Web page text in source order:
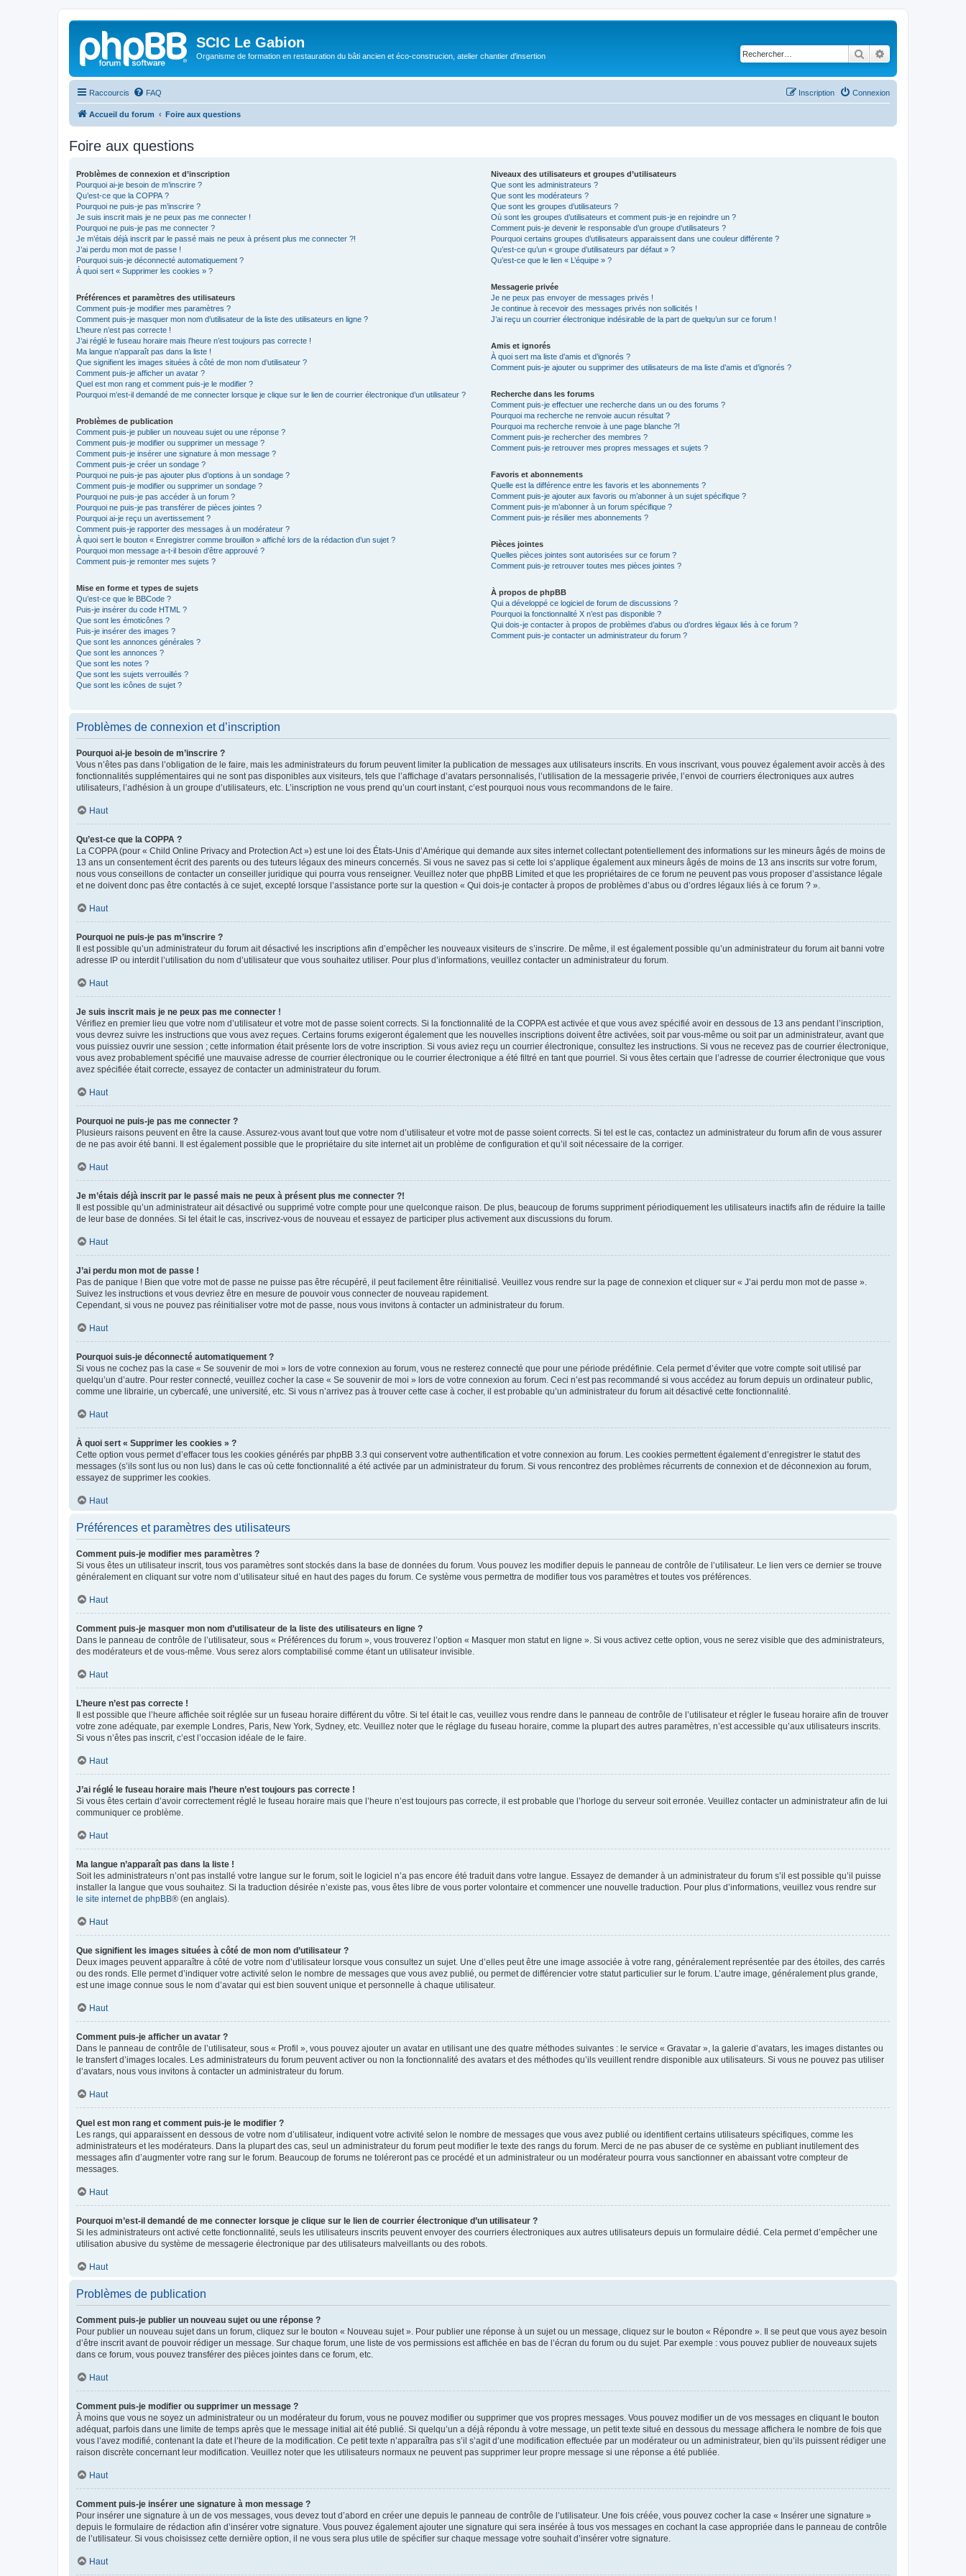
SCIC Le Gabion
Organisme de formation en restauration du bâti ancien et éco-construcion, atelier chantier d'insertion Rechercher
Raccourcis FAQ Connexion
Inscription
Accueil du forum Foire aux questions
Foire aux questions
Problèmes de connexion et d’inscription
Pourquoi ai-je besoin de m’inscrire ?
Qu’est-ce que la COPPA ?
Pourquoi ne puis-je pas m’inscrire ?
Je suis inscrit mais je ne peux pas me connecter !
Pourquoi ne puis-je pas me connecter ?
Je m’étais déjà inscrit par le passé mais ne peux à présent plus me connecter ?!
J’ai perdu mon mot de passe !
Pourquoi suis-je déconnecté automatiquement ?
À quoi sert « Supprimer les cookies » ?
Préférences et paramètres des utilisateurs
Comment puis-je modifier mes paramètres ?
Comment puis-je masquer mon nom d’utilisateur de la liste des utilisateurs en ligne ?
L’heure n’est pas correcte !
J’ai réglé le fuseau horaire mais l’heure n’est toujours pas correcte !
Ma langue n’apparaît pas dans la liste !
Que signifient les images situées à côté de mon nom d’utilisateur ?
Comment puis-je afficher un avatar ?
Quel est mon rang et comment puis-je le modifier ?
Pourquoi m’est-il demandé de me connecter lorsque je clique sur le lien de courrier électronique d’un utilisateur ?
Problèmes de publication
Comment puis-je publier un nouveau sujet ou une réponse ?
Comment puis-je modifier ou supprimer un message ?
Comment puis-je insérer une signature à mon message ?
Comment puis-je créer un sondage ?
Pourquoi ne puis-je pas ajouter plus d’options à un sondage ?
Comment puis-je modifier ou supprimer un sondage ?
Pourquoi ne puis-je pas accéder à un forum ?
Pourquoi ne puis-je pas transférer de pièces jointes ?
Pourquoi ai-je reçu un avertissement ?
Comment puis-je rapporter des messages à un modérateur ?
À quoi sert le bouton « Enregistrer comme brouillon » affiché lors de la rédaction d’un sujet ?
Pourquoi mon message a-t-il besoin d’être approuvé ?
Comment puis-je remonter mes sujets ?
Mise en forme et types de sujets
Qu’est-ce que le BBCode ?
Puis-je insérer du code HTML ?
Que sont les émoticônes ?
Puis-je insérer des images ?
Que sont les annonces générales ?
Que sont les annonces ?
Que sont les notes ?
Que sont les sujets verrouillés ?
Que sont les icônes de sujet ?
Niveaux des utilisateurs et groupes d’utilisateurs
Que sont les administrateurs ?
Que sont les modérateurs ?
Que sont les groupes d’utilisateurs ?
Où sont les groupes d’utilisateurs et comment puis-je en rejoindre un ?
Comment puis-je devenir le responsable d’un groupe d’utilisateurs ?
Pourquoi certains groupes d’utilisateurs apparaissent dans une couleur différente ?
Qu’est-ce qu’un « groupe d’utilisateurs par défaut » ?
Qu’est-ce que le lien « L’équipe » ?
Messagerie privée
Je ne peux pas envoyer de messages privés !
Je continue à recevoir des messages privés non sollicités !
J’ai reçu un courrier électronique indésirable de la part de quelqu’un sur ce forum !
Amis et ignorés
À quoi sert ma liste d’amis et d’ignorés ?
Comment puis-je ajouter ou supprimer des utilisateurs de ma liste d’amis et d’ignorés ?
Recherche dans les forums
Comment puis-je effectuer une recherche dans un ou des forums ?
Pourquoi ma recherche ne renvoie aucun résultat ?
Pourquoi ma recherche renvoie à une page blanche ?!
Comment puis-je rechercher des membres ?
Comment puis-je retrouver mes propres messages et sujets ?
Favoris et abonnements
Quelle est la différence entre les favoris et les abonnements ?
Comment puis-je ajouter aux favoris ou m’abonner à un sujet spécifique ?
Comment puis-je m’abonner à un forum spécifique ?
Comment puis-je résilier mes abonnements ?
Pièces jointes
Quelles pièces jointes sont autorisées sur ce forum ?
Comment puis-je retrouver toutes mes pièces jointes ?
À propos de phpBB
Qui a développé ce logiciel de forum de discussions ?
Pourquoi la fonctionnalité X n’est pas disponible ?
Qui dois-je contacter à propos de problèmes d’abus ou d’ordres légaux liés à ce forum ?
Comment puis-je contacter un administrateur du forum ?
Problèmes de connexion et d’inscription
Pourquoi ai-je besoin de m’inscrire ?
Vous n’êtes pas dans l’obligation de le faire, mais les administrateurs du forum peuvent limiter la publication de messages aux utilisateurs inscrits. En vous inscrivant, vous pouvez également avoir accès à des
fonctionnalités supplémentaires qui ne sont pas disponibles aux visiteurs, tels que l’affichage d’avatars personnalisés, l’utilisation de la messagerie privée, l’envoi de courriers électroniques aux autres
utilisateurs, l’adhésion à un groupe d’utilisateurs, etc. L’inscription ne vous prend qu’un court instant, c’est pourquoi nous vous recommandons de le faire.
Haut
Qu’est-ce que la COPPA ?
La COPPA (pour « Child Online Privacy and Protection Act ») est une loi des États-Unis d’Amérique qui demande aux sites internet collectant potentiellement des informations sur les mineurs âgés de moins de
13 ans un consentement écrit des parents ou des tuteurs légaux des mineurs concernés. Si vous ne savez pas si cette loi s’applique également aux mineurs âgés de moins de 13 ans inscrits sur votre forum,
nous vous conseillons de contacter un conseiller juridique qui pourra vous renseigner. Veuillez noter que phpBB Limited et que les propriétaires de ce forum ne peuvent pas vous proposer d’assistance légale
et ne doivent donc pas être contactés à ce sujet, excepté lorsque l’assistance porte sur la question « Qui dois-je contacter à propos de problèmes d’abus ou d’ordres légaux liés à ce forum ? ».
Haut
Pourquoi ne puis-je pas m’inscrire ?
Il est possible qu’un administrateur du forum ait désactivé les inscriptions afin d’empêcher les nouveaux visiteurs de s’inscrire. De même, il est également possible qu’un administrateur du forum ait banni votre
adresse IP ou interdit l’utilisation du nom d’utilisateur que vous souhaitez utiliser. Pour plus d’informations, veuillez contacter un administrateur du forum.
Haut
Je suis inscrit mais je ne peux pas me connecter !
Vérifiez en premier lieu que votre nom d’utilisateur et votre mot de passe soient corrects. Si la fonctionnalité de la COPPA est activée et que vous avez spécifié avoir en dessous de 13 ans pendant l’inscription,
vous devrez suivre les instructions que vous avez reçues. Certains forums exigeront également que les nouvelles inscriptions doivent être activées, soit par vous-même ou soit par un administrateur, avant que
vous puissiez ouvrir une session ; cette information était présente lors de votre inscription. Si vous aviez reçu un courrier électronique, consultez les instructions. Si vous ne recevez pas de courrier électronique,
vous avez probablement spécifié une mauvaise adresse de courrier électronique ou le courrier électronique a été filtré en tant que pourriel. Si vous êtes certain que l’adresse de courrier électronique que vous
avez spécifiée était correcte, essayez de contacter un administrateur du forum.
Haut
Pourquoi ne puis-je pas me connecter ?
Plusieurs raisons peuvent en être la cause. Assurez-vous avant tout que votre nom d’utilisateur et votre mot de passe soient corrects. Si tel est le cas, contactez un administrateur du forum afin de vous assurer
de ne pas avoir été banni. Il est également possible que le propriétaire du site internet ait un problème de configuration et qu’il soit nécessaire de la corriger.
Haut
Je m’étais déjà inscrit par le passé mais ne peux à présent plus me connecter ?!
Il est possible qu’un administrateur ait désactivé ou supprimé votre compte pour une quelconque raison. De plus, beaucoup de forums suppriment périodiquement les utilisateurs inactifs afin de réduire la taille
de leur base de données. Si tel était le cas, inscrivez-vous de nouveau et essayez de participer plus activement aux discussions du forum.
Haut
J’ai perdu mon mot de passe !
Pas de panique ! Bien que votre mot de passe ne puisse pas être récupéré, il peut facilement être réinitialisé. Veuillez vous rendre sur la page de connexion et cliquer sur « J’ai perdu mon mot de passe ».
Suivez les instructions et vous devriez être en mesure de pouvoir vous connecter de nouveau rapidement.
Cependant, si vous ne pouvez pas réinitialiser votre mot de passe, nous vous invitons à contacter un administrateur du forum.
Haut
Pourquoi suis-je déconnecté automatiquement ?
Si vous ne cochez pas la case « Se souvenir de moi » lors de votre connexion au forum, vous ne resterez connecté que pour une période prédéfinie. Cela permet d’éviter que votre compte soit utilisé par
quelqu’un d’autre. Pour rester connecté, veuillez cocher la case « Se souvenir de moi » lors de votre connexion au forum. Ceci n’est pas recommandé si vous accédez au forum depuis un ordinateur public,
comme une librairie, un cybercafé, une université, etc. Si vous n’arrivez pas à trouver cette case à cocher, il est probable qu’un administrateur du forum ait désactivé cette fonctionnalité.
Haut
À quoi sert « Supprimer les cookies » ?
Cette option vous permet d’effacer tous les cookies générés par phpBB 3.3 qui conservent votre authentification et votre connexion au forum. Les cookies permettent également d’enregistrer le statut des
messages (s’ils sont lus ou non lus) dans le cas où cette fonctionnalité a été activée par un administrateur du forum. Si vous rencontrez des problèmes récurrents de connexion et de déconnexion au forum,
essayez de supprimer les cookies.
Haut
Préférences et paramètres des utilisateurs
Comment puis-je modifier mes paramètres ?
Si vous êtes un utilisateur inscrit, tous vos paramètres sont stockés dans la base de données du forum. Vous pouvez les modifier depuis le panneau de contrôle de l’utilisateur. Le lien vers ce dernier se trouve
généralement en cliquant sur votre nom d’utilisateur situé en haut des pages du forum. Ce système vous permettra de modifier tous vos paramètres et toutes vos préférences.
Haut
Comment puis-je masquer mon nom d’utilisateur de la liste des utilisateurs en ligne ?
Dans le panneau de contrôle de l’utilisateur, sous « Préférences du forum », vous trouverez l’option « Masquer mon statut en ligne ». Si vous activez cette option, vous ne serez visible que des administrateurs,
des modérateurs et de vous-même. Vous serez alors comptabilisé comme étant un utilisateur invisible.
Haut
L’heure n’est pas correcte !
Il est possible que l’heure affichée soit réglée sur un fuseau horaire différent du vôtre. Si tel était le cas, veuillez vous rendre dans le panneau de contrôle de l’utilisateur et régler le fuseau horaire afin de trouver
votre zone adéquate, par exemple Londres, Paris, New York, Sydney, etc. Veuillez noter que le réglage du fuseau horaire, comme la plupart des autres paramètres, n’est accessible qu’aux utilisateurs inscrits.
Si vous n’êtes pas inscrit, c’est l’occasion idéale de le faire.
Haut
J’ai réglé le fuseau horaire mais l’heure n’est toujours pas correcte !
Si vous êtes certain d’avoir correctement réglé le fuseau horaire mais que l’heure n’est toujours pas correcte, il est probable que l’horloge du serveur soit erronée. Veuillez contacter un administrateur afin de lui
communiquer ce problème.
Haut
Ma langue n’apparaît pas dans la liste !
Soit les administrateurs n’ont pas installé votre langue sur le forum, soit le logiciel n’a pas encore été traduit dans votre langue. Essayez de demander à un administrateur du forum s’il est possible qu’il puisse
installer la langue que vous souhaitez. Si la traduction désirée n’existe pas, vous êtes libre de vous porter volontaire et commencer une nouvelle traduction. Pour plus d’informations, veuillez vous rendre sur
le site internet de phpBB® (en anglais).
Haut
Que signifient les images situées à côté de mon nom d’utilisateur ?
Deux images peuvent apparaître à côté de votre nom d’utilisateur lorsque vous consultez un sujet. Une d’elles peut être une image associée à votre rang, généralement représentée par des étoiles, des carrés
ou des ronds. Elle permet d’indiquer votre activité selon le nombre de messages que vous avez publié, ou permet de différencier votre statut particulier sur le forum. L’autre image, généralement plus grande,
est une image connue sous le nom d’avatar qui est bien souvent unique et personnelle à chaque utilisateur.
Haut
Comment puis-je afficher un avatar ?
Dans le panneau de contrôle de l’utilisateur, sous « Profil », vous pouvez ajouter un avatar en utilisant une des quatre méthodes suivantes : le service « Gravatar », la galerie d’avatars, les images distantes ou
le transfert d’images locales. Les administrateurs du forum peuvent activer ou non la fonctionnalité des avatars et des méthodes qu’ils veuillent rendre disponible aux utilisateurs. Si vous ne pouvez pas utiliser
d’avatars, nous vous invitons à contacter un administrateur du forum.
Haut
Quel est mon rang et comment puis-je le modifier ?
Les rangs, qui apparaissent en dessous de votre nom d’utilisateur, indiquent votre activité selon le nombre de messages que vous avez publié ou identifient certains utilisateurs spécifiques, comme les
administrateurs et les modérateurs. Dans la plupart des cas, seul un administrateur du forum peut modifier le texte des rangs du forum. Merci de ne pas abuser de ce système en publiant inutilement des
messages afin d’augmenter votre rang sur le forum. Beaucoup de forums ne toléreront pas ce procédé et un administrateur ou un modérateur pourra vous sanctionner en abaissant votre compteur de
messages.
Haut
Pourquoi m’est-il demandé de me connecter lorsque je clique sur le lien de courrier électronique d’un utilisateur ?
Si les administrateurs ont activé cette fonctionnalité, seuls les utilisateurs inscrits peuvent envoyer des courriers électroniques aux autres utilisateurs depuis un formulaire dédié. Cela permet d’empêcher une
utilisation abusive du système de messagerie électronique par des utilisateurs malveillants ou des robots.
Haut
Problèmes de publication
Comment puis-je publier un nouveau sujet ou une réponse ?
Pour publier un nouveau sujet dans un forum, cliquez sur le bouton « Nouveau sujet ». Pour publier une réponse à un sujet ou un message, cliquez sur le bouton « Répondre ». Il se peut que vous ayez besoin
d’être inscrit avant de pouvoir rédiger un message. Sur chaque forum, une liste de vos permissions est affichée en bas de l’écran du forum ou du sujet. Par exemple : vous pouvez publier de nouveaux sujets
dans ce forum, vous pouvez transférer des pièces jointes dans ce forum, etc.
Haut
Comment puis-je modifier ou supprimer un message ?
À moins que vous ne soyez un administrateur ou un modérateur du forum, vous ne pouvez modifier ou supprimer que vos propres messages. Vous pouvez modifier un de vos messages en cliquant le bouton
adéquat, parfois dans une limite de temps après que le message initial ait été publié. Si quelqu’un a déjà répondu à votre message, un petit texte situé en dessous du message affichera le nombre de fois que
vous l’avez modifié, contenant la date et l’heure de la modification. Ce petit texte n’apparaîtra pas s’il s’agit d’une modification effectuée par un modérateur ou un administrateur, bien qu’ils puissent rédiger une
raison discrète concernant leur modification. Veuillez noter que les utilisateurs normaux ne peuvent pas supprimer leur propre message si une réponse a été publiée.
Haut
Comment puis-je insérer une signature à mon message ?
Pour insérer une signature à un de vos messages, vous devez tout d’abord en créer une depuis le panneau de contrôle de l’utilisateur. Une fois créée, vous pouvez cocher la case « Insérer une signature »
depuis le formulaire de rédaction afin d’insérer votre signature. Vous pouvez également ajouter une signature qui sera insérée à tous vos messages en cochant la case appropriée dans le panneau de contrôle
de l’utilisateur. Si vous choisissez cette dernière option, il ne vous sera plus utile de spécifier sur chaque message votre souhait d’insérer votre signature.
Haut